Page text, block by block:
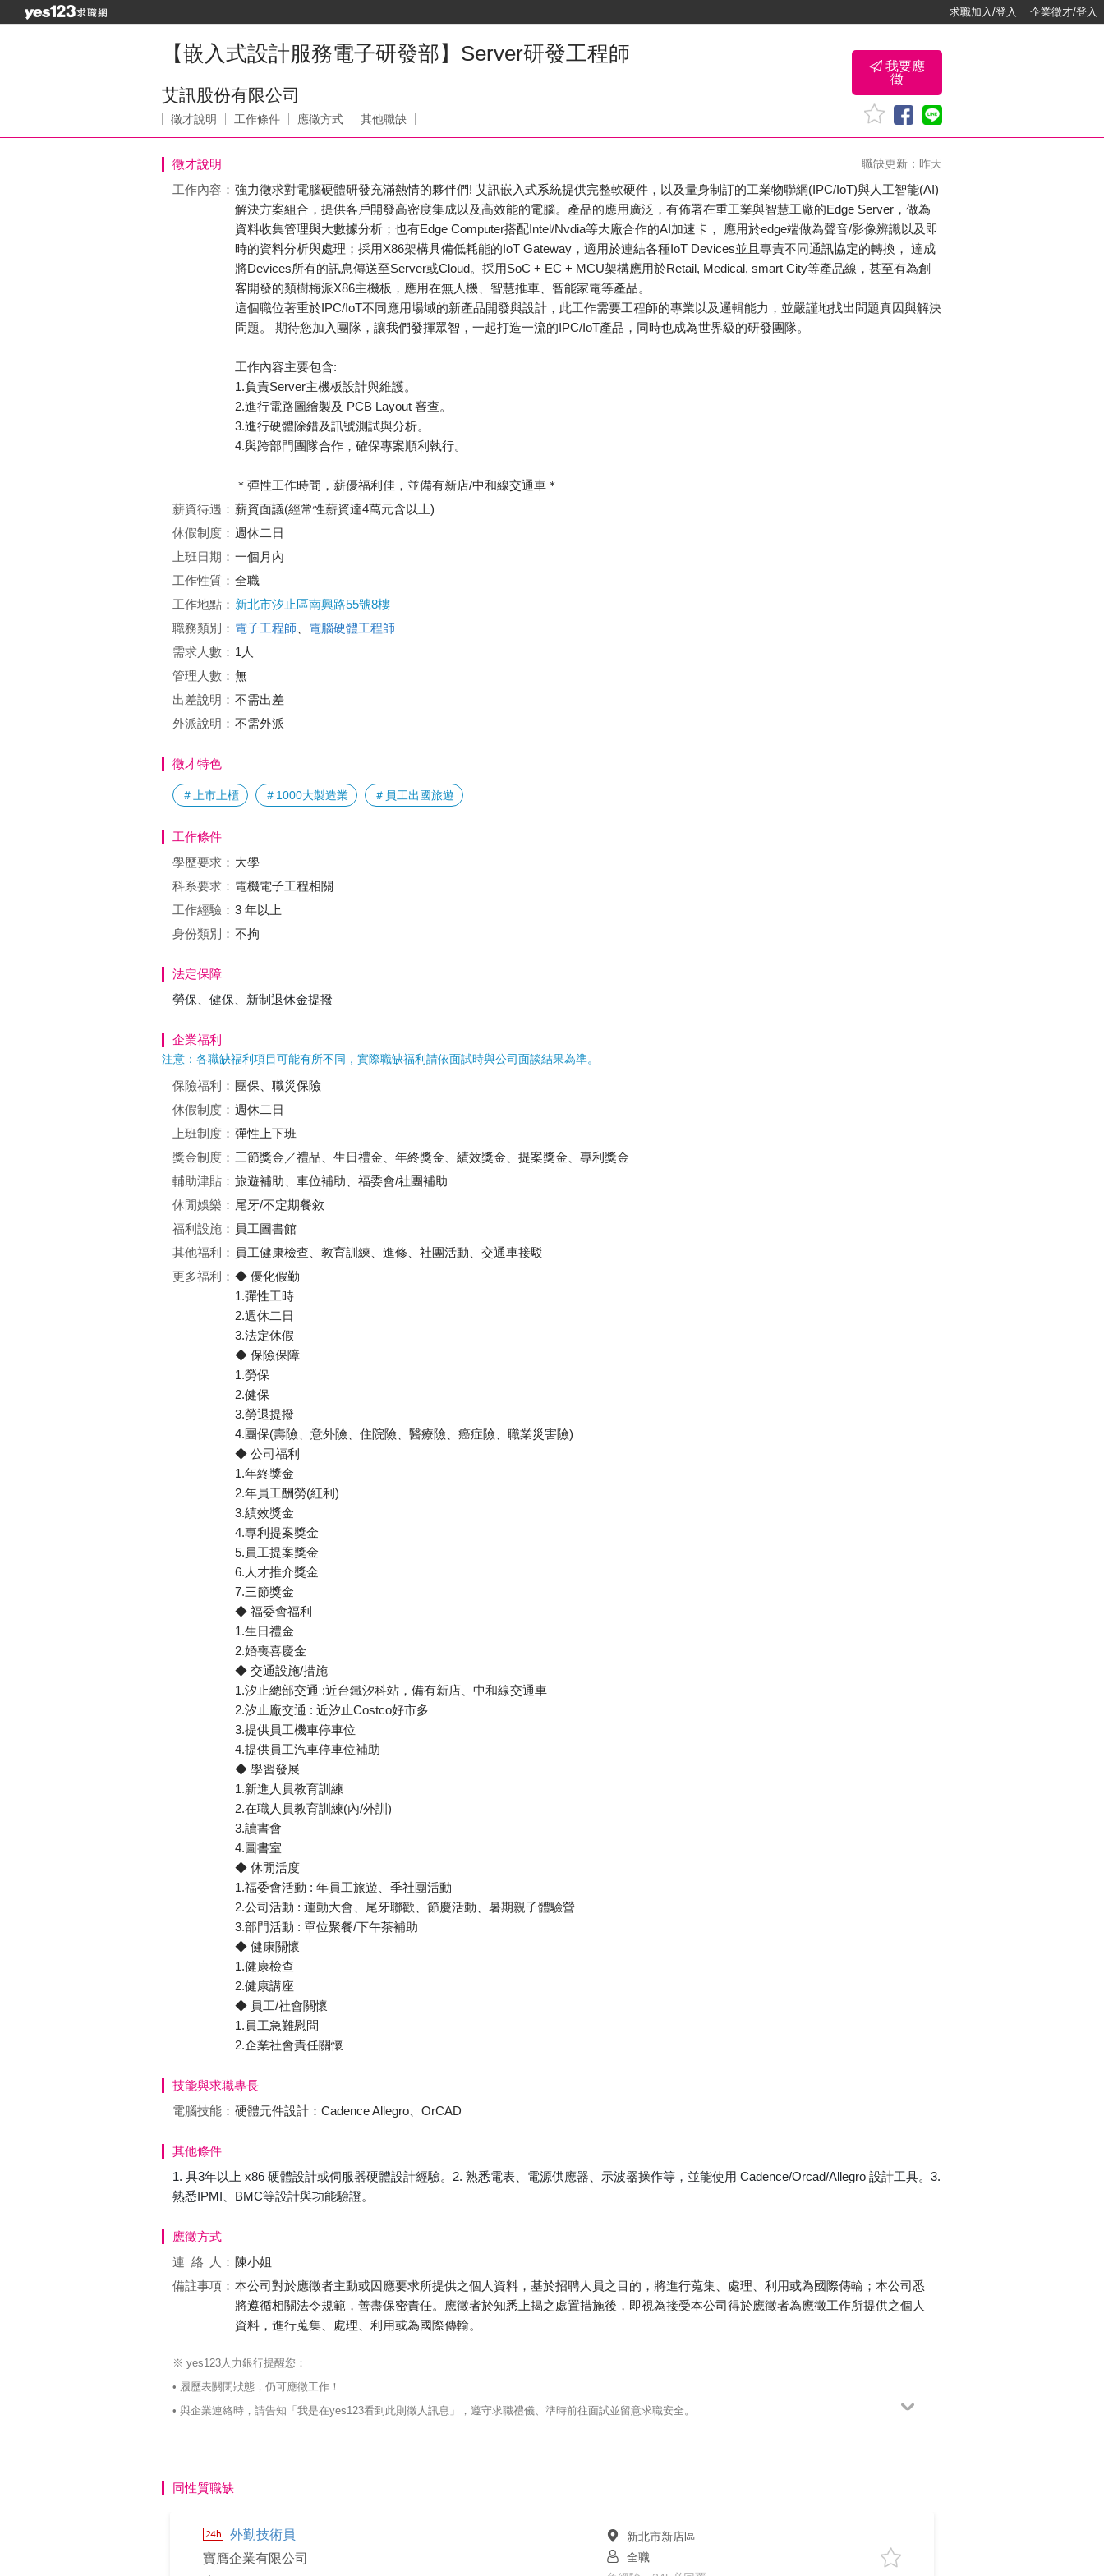
求職加入/登入 企業徵才/登入
【嵌入式設計服務電子研發部】Server研發工程師
艾訊股份有限公司
徵才說明 工作條件 應徵方式 其他職缺
我要應
徵
徵才說明 職缺更新：昨天
工作內容： 強力徵求對電腦硬體研發充滿熱情的夥伴們! 艾訊嵌入式系統提供完整軟硬件，以及量身制訂的工業物聯網(IPC/IoT)與人工智能(AI)
解決方案組合，提供客戶開發高密度集成以及高效能的電腦。產品的應用廣泛，有佈署在重工業與智慧工廠的Edge Server，做為
資料收集管理與大數據分析；也有Edge Computer搭配Intel/Nvdia等大廠合作的AI加速卡， 應用於edge端做為聲音/影像辨識以及即
時的資料分析與處理；採用X86架構具備低耗能的IoT Gateway，適用於連結各種IoT Devices並且專責不同通訊協定的轉換， 達成
將Devices所有的訊息傳送至Server或Cloud。採用SoC + EC + MCU架構應用於Retail, Medical, smart City等產品線，甚至有為創
客開發的類樹梅派X86主機板，應用在無人機、智慧推車、智能家電等產品。
這個職位著重於IPC/IoT不同應用場域的新產品開發與設計，此工作需要工程師的專業以及邏輯能力，並嚴謹地找出問題真因與解決
問題。 期待您加入團隊，讓我們發揮眾智，一起打造一流的IPC/IoT產品，同時也成為世界級的研發團隊。
工作內容主要包含:
1.負責Server主機板設計與維護。
2.進行電路圖繪製及 PCB Layout 審查。
3.進行硬體除錯及訊號測試與分析。
4.與跨部門團隊合作，確保專案順利執行。
＊彈性工作時間，薪優福利佳，並備有新店/中和線交通車＊
薪資待遇： 薪資面議(經常性薪資達4萬元含以上)
休假制度： 週休二日
上班日期： 一個月內
工作性質： 全職
工作地點： 新北市汐止區南興路55號8樓
職務類別： 電子工程師
電腦硬體工程師
需求人數： 1人
管理人數： 無
出差說明： 不需出差
外派說明： 不需外派
徵才特色
＃上市上櫃 ＃1000大製造業 ＃員工出國旅遊
工作條件
學歷要求： 大學
科系要求： 電機電子工程相關
工作經驗： 3 年以上
身份類別： 不拘
法定保障
勞保、健保、新制退休金提撥
企業福利
注意：各職缺福利項目可能有所不同，實際職缺福利請依面試時與公司面談結果為準。
保險福利： 團保、職災保險
休假制度： 週休二日
上班制度： 彈性上下班
獎金制度： 三節獎金／禮品、生日禮金、年終獎金、績效獎金、提案獎金、專利獎金
輔助津貼： 旅遊補助、車位補助、福委會/社團補助
休閒娛樂： 尾牙/不定期餐敘
福利設施： 員工圖書館
其他福利： 員工健康檢查、教育訓練、進修、社團活動、交通車接駁
更多福利： ◆ 優化假勤
1.彈性工時
2.週休二日
3.法定休假
◆ 保險保障
1.勞保
2.健保
3.勞退提撥
4.團保(壽險、意外險、住院險、醫療險、癌症險、職業災害險)
◆ 公司福利
1.年終獎金
2.年員工酬勞(紅利)
3.績效獎金
4.專利提案獎金
5.員工提案獎金
6.人才推介獎金
7.三節獎金
◆ 福委會福利
1.生日禮金
2.婚喪喜慶金
◆ 交通設施/措施
1.汐止總部交通 :近台鐵汐科站，備有新店、中和線交通車
2.汐止廠交通 : 近汐止Costco好市多
3.提供員工機車停車位
4.提供員工汽車停車位補助
◆ 學習發展
1.新進人員教育訓練
2.在職人員教育訓練(內/外訓)
3.讀書會
4.圖書室
◆ 休閒活度
1.福委會活動 : 年員工旅遊、季社團活動
2.公司活動 : 運動大會、尾牙聯歡、節慶活動、暑期親子體驗營
3.部門活動 : 單位聚餐/下午茶補助
◆ 健康關懷
1.健康檢查
2.健康講座
◆ 員工/社會關懷
1.員工急難慰問
2.企業社會責任關懷
技能與求職專長
電腦技能： 硬體元件設計：Cadence Allegro、OrCAD
其他條件
1. 具3年以上 x86 硬體設計或伺服器硬體設計經驗。2. 熟悉電表、電源供應器、示波器操作等，並能使用 Cadence/Orcad/Allegro 設計工具。3.
熟悉IPMI、BMC等設計與功能驗證。
應徵方式
連絡
人： 陳小姐
備註事項： 本公司對於應徵者主動或因應要求所提供之個人資料，基於招聘人員之目的，將進行蒐集、處理、利用或為國際傳輸；本公司悉
將遵循相關法令規範，善盡保密責任。應徵者於知悉上揭之處置措施後，即視為接受本公司得於應徵者為應徵工作所提供之個人
資料，進行蒐集、處理、利用或為國際傳輸。
※ yes123人力銀行提醒您：
• 履歷表關閉狀態，仍可應徵工作！
• 與企業連絡時，請告知「我是在yes123看到此則徵人訊息」，遵守求職禮儀、準時前往面試並留意求職安全。
同性質職缺
外勤技術員
寶膺企業有限公司
新北市新店區
全職